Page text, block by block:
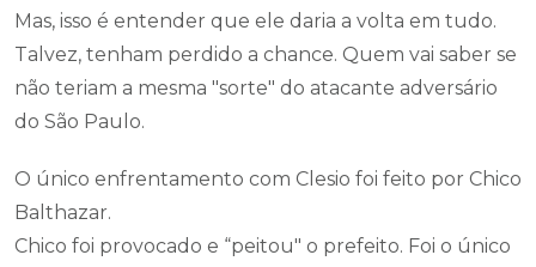
Mas, isso é entender que ele daria a volta em tudo.
Talvez, tenham perdido a chance. Quem vai saber se
não teriam a mesma "sorte" do atacante adversário
do São Paulo.
O único enfrentamento com Clesio foi feito por Chico
Balthazar.
Chico foi provocado e “peitou" o prefeito. Foi o único